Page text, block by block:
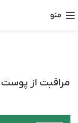
منو
مراقبت از پوست